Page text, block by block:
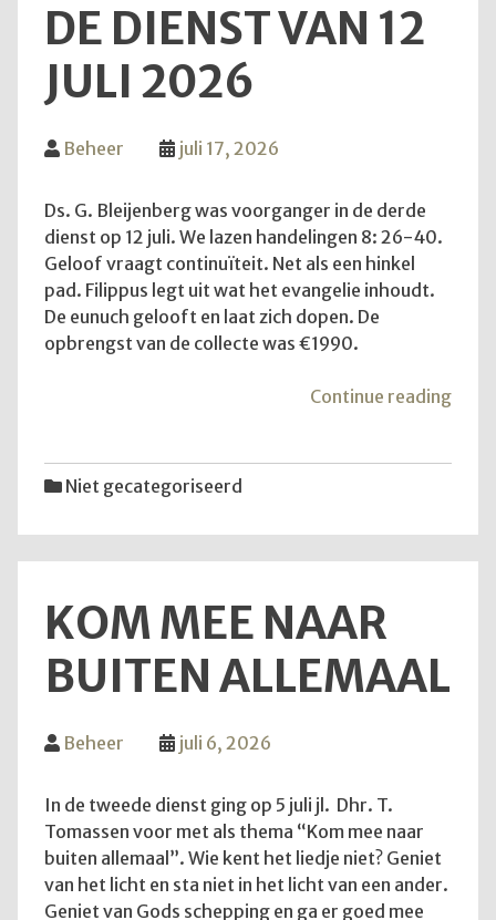
DE DIENST VAN 12
JULI 2026
Beheer juli 17, 2026
Ds. G. Bleijenberg was voorganger in de derde
dienst op 12 juli. We lazen handelingen 8: 26-40.
Geloof vraagt continuïteit. Net als een hinkel
pad. Filippus legt uit wat het evangelie inhoudt.
De eunuch gelooft en laat zich dopen. De
opbrengst van de collecte was €1990.
Continue reading"De
Niet gecategoriseerd
KOM MEE NAAR
BUITEN ALLEMAAL
Beheer juli 6, 2026
In de tweede dienst ging op 5 juli jl. Dhr. T.
Tomassen voor met als thema “Kom mee naar
buiten allemaal”. Wie kent het liedje niet? Geniet
van het licht en sta niet in het licht van een ander.
Geniet van Gods schepping en ga er goed mee